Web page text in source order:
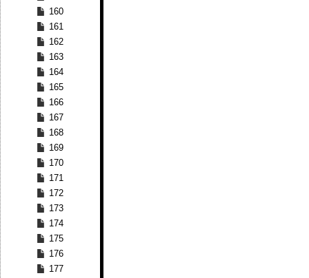
160
161
162
163
164
165
166
167
168
169
170
171
172
173
174
175
176
177